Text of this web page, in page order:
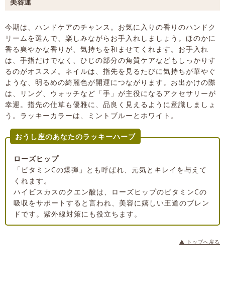
今期は、ハンドケアのチャンス。お気に入りの香りのハンドク
リームを選んで、楽しみながらお手入れしましょう。ほのかに
香る爽やかな香りが、気持ちを和ませてくれます。お手入れ
は、手指だけでなく、ひじの部分の角質ケアなどもしっかりす
るのがオススメ。ネイルは、指先を見るたびに気持ちが華やぐ
ような、明るめの綺麗色が開運につながります。お出かけの際
は、リング、ウォッチなど「手」が主役になるアクセサリーが
幸運。指先の仕草も優雅に、品良く見えるように意識しましょ
う。ラッキーカラーは、ミントブルーとホワイト。
おうし座のあなたのラッキーハーブ
ローズヒップ
「ビタミンCの爆弾」とも呼ばれ、元気とキレイを与えて
くれます。
ハイビスカスのクエン酸は、ローズヒップのビタミンCの
吸収をサポートすると言われ、美容に嬉しい王道のブレン
ドです。紫外線対策にも役立ちます。
▲ トップへ戻る